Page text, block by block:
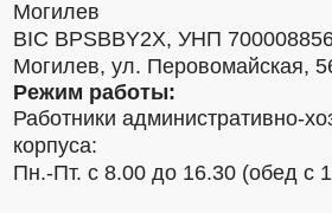
Могилев
BIC BPSBBY2X, УНП
Могилев, ул. Перовомайская,
Режим работы:
Работники административно-
корпуса:
Пн.-Пт. с 8.00 до 16.30 (обед с